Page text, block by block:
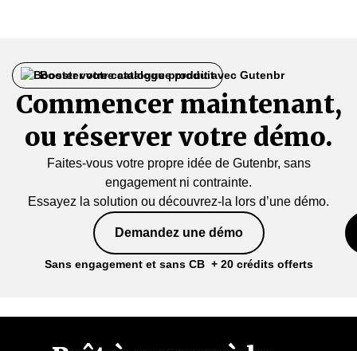
Booster votre catalogue produit
Commencer maintenant,
ou réserver votre démo.
Faites-vous votre propre idée de Gutenbr, sans
engagement ni contrainte.
Essayez la solution ou découvrez-la lors d’une démo.
Demandez une démo
Sans engagement et sans CB + 20 crédits offerts